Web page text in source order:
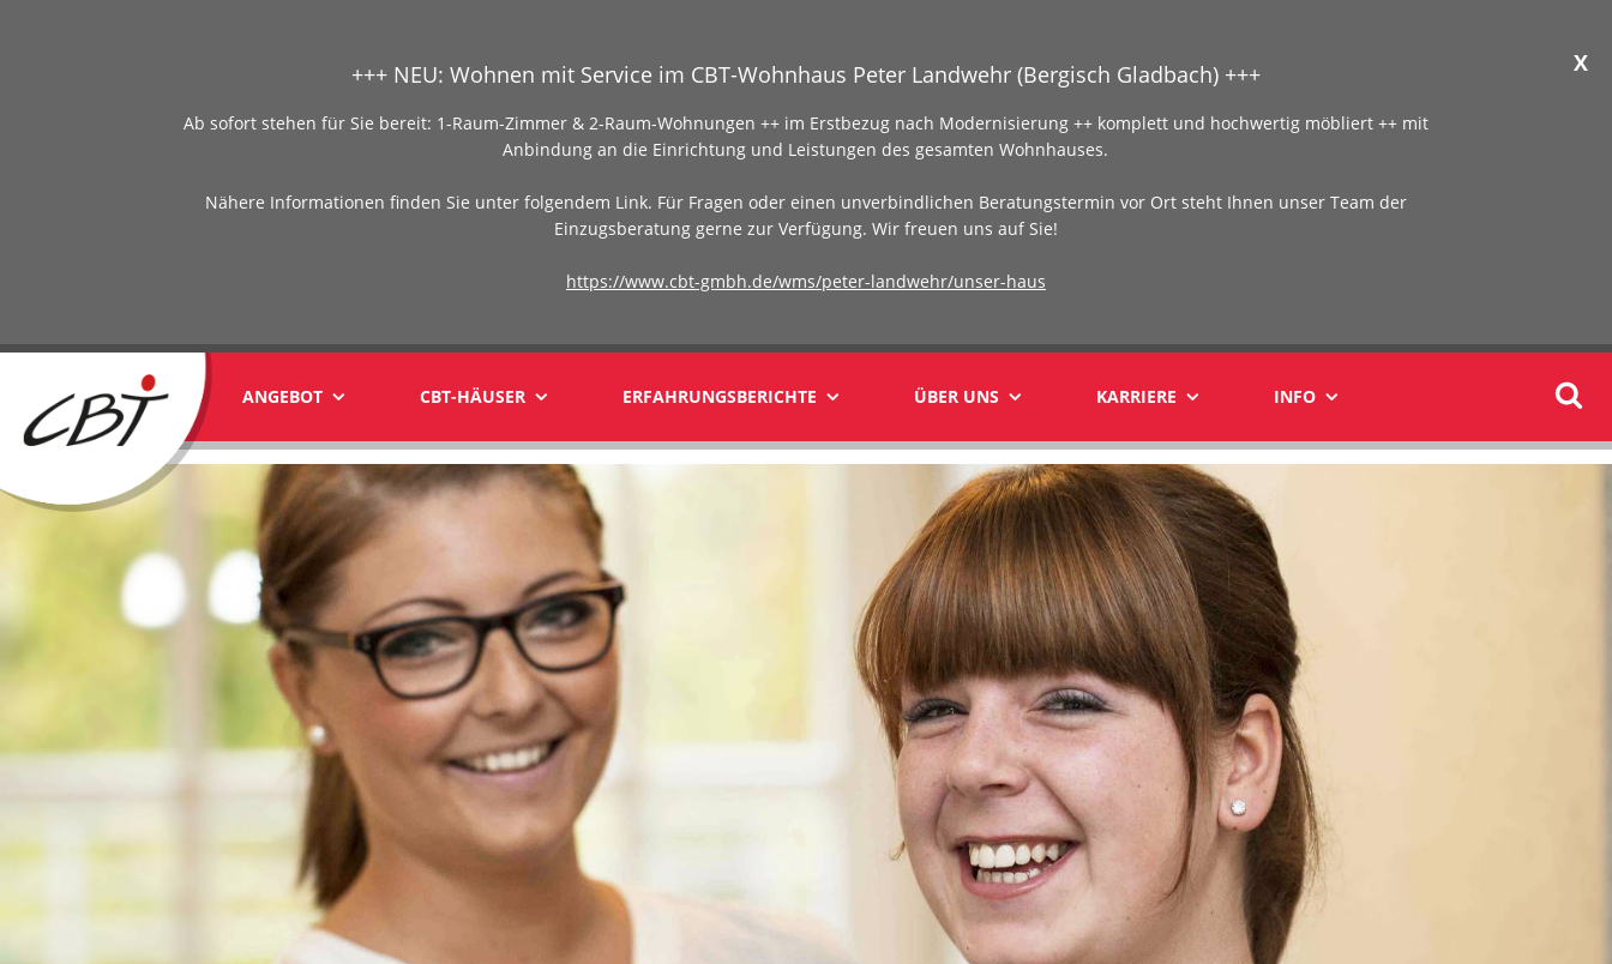
X
+++ NEU: Wohnen mit Service im CBT-Wohnhaus Peter Landwehr (Bergisch Gladbach) +++
Ab sofort stehen für Sie bereit: 1-Raum-Zimmer & 2-Raum-Wohnungen ++ im Erstbezug nach Modernisierung ++ komplett und hochwertig möbliert ++ mit
Anbindung an die Einrichtung und Leistungen des gesamten Wohnhauses.
Nähere Informationen finden Sie unter folgendem Link. Für Fragen oder einen unverbindlichen Beratungstermin vor Ort steht Ihnen unser Team der
Einzugsberatung gerne zur Verfügung. Wir freuen uns auf Sie!
https://www.cbt-gmbh.de/wms/peter-landwehr/unser-haus
ANGEBOT CBT-HÄUSER ERFAHRUNGSBERICHTE ÜBER UNS KARRIERE INFO
yyy1yyy